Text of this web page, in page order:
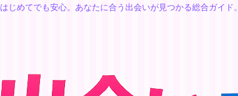
はじめてでも安心。あなたに合う出会いが見つかる総合ガイド。